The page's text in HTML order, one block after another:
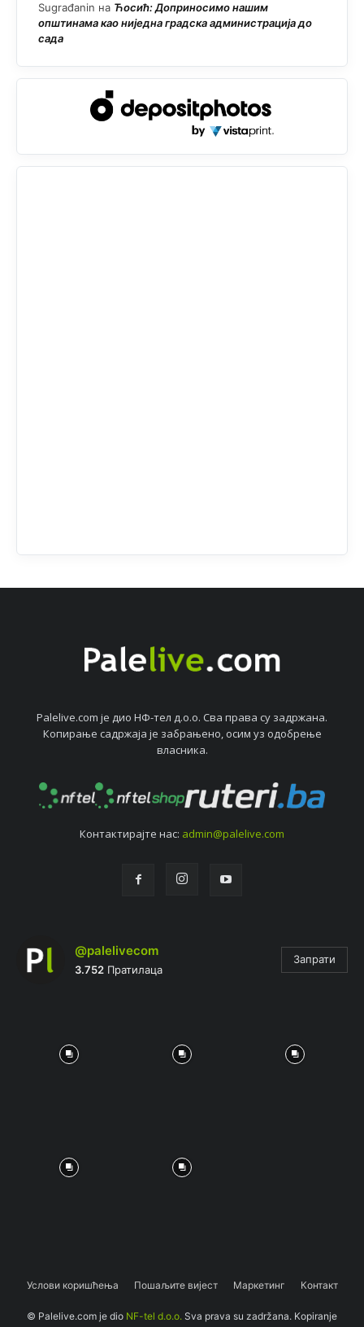
Sugrađanin на Ћосић: Доприносимо нашим
општинама као ниједна градска администрација до
сада
Palelive.com јe дио НФ-тeл д.о.о. Сва права су задржана.
Копирањe садржаја јe забрањeно, осим уз одобрeњe
власника.
Контактирајтe нас: admin@palelive.com
@palelivecom
3.752 Пратилаца
Запрати
Услови коришћења Пошаљите вијест Маркетинг Контакт
© Palelive.com je dio NF-tel d.o.o. Sva prava su zadržana. Kopiranje